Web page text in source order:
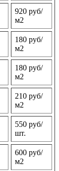
920 руб/
м2
180 руб/
м2
180 руб/
м2
210 руб/
м2
550 руб/
шт.
600 руб/
м2